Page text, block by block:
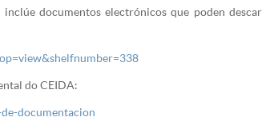
documentos electrónicos que poden
do CEIDA:
documentacion